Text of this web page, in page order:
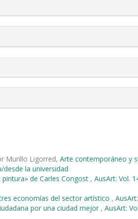
Murillo Ligorred, Arte contemporáneo y
desde la universidad
pintura» de Carles Congost , AusArt: Vol.
economías del sector artístico ,
por una ciudad mejor , AusArt: